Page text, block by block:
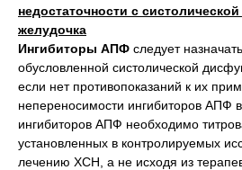
недостаточности с
желудочка
Ингибиторы АПФ следует
обусловленной систолической
если нет противопоказаний к их
непереносимости ингибиторов АПФ
ингибиторов АПФ необходимо
установленных в контролируемых
лечению ХСН, а не исходя из